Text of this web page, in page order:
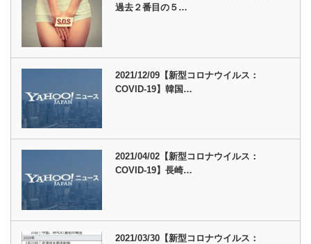
過去２番目の５…
2021/12/09【新型コロナウイルス：
COVID-19】韓国…
2021/04/02【新型コロナウイルス：
COVID-19】長崎…
2021/03/30【新型コロナウイルス：